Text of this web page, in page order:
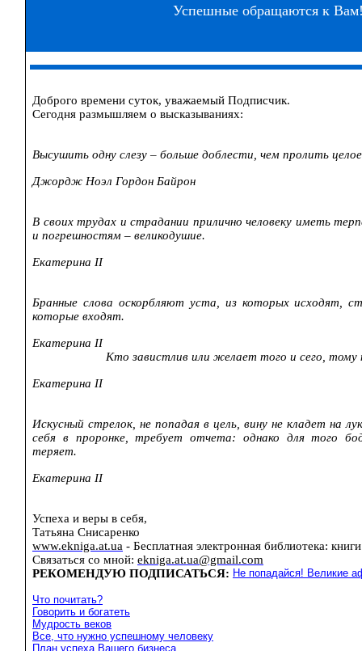
Успешные обращаются к
Доброго времени суток, уважаемый Подписчик.
Сегодня размышляем о высказываниях:
Высушить одну слезу – больше доблести, чем пролить
Джордж Ноэл Гордон Байрон
В своих трудах и страдании прилично человеку иметь
и погрешностям – великодушие.
Екатерина II
Бранные слова оскорбляют уста, из которых исходят,
которые входят.
Екатерина II
Кто завистлив или желает того и сего, тому
Екатерина II
Искусный стрелок, не попадая в цель, вину не кладет на
себя в проронке, требует отчета: однако для того
теряет.
Екатерина II
Успеха и веры в себя,
Татьяна Снисаренко
www.ekniga.at.ua - Бесплатная электронная библиотека:
Связаться со мной: ekniga.at.ua@gmail.com
РЕКОМЕНДУЮ ПОДПИСАТЬСЯ: Не попадайся! Великие
Что почитать?
Говорить и богатеть
Мудрость веков
Все, что нужно успешному человеку
План успеха Вашего бизнеса